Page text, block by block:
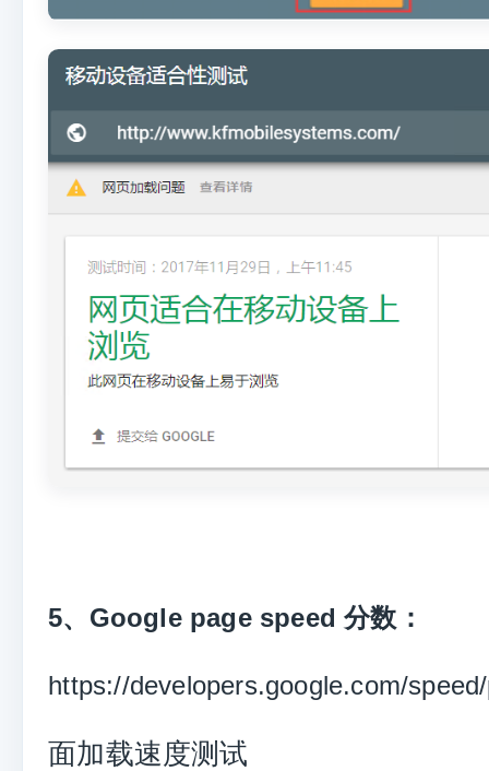
5、 Google page speed 分数 ：
https://developers.google.com/
面加载速度测试